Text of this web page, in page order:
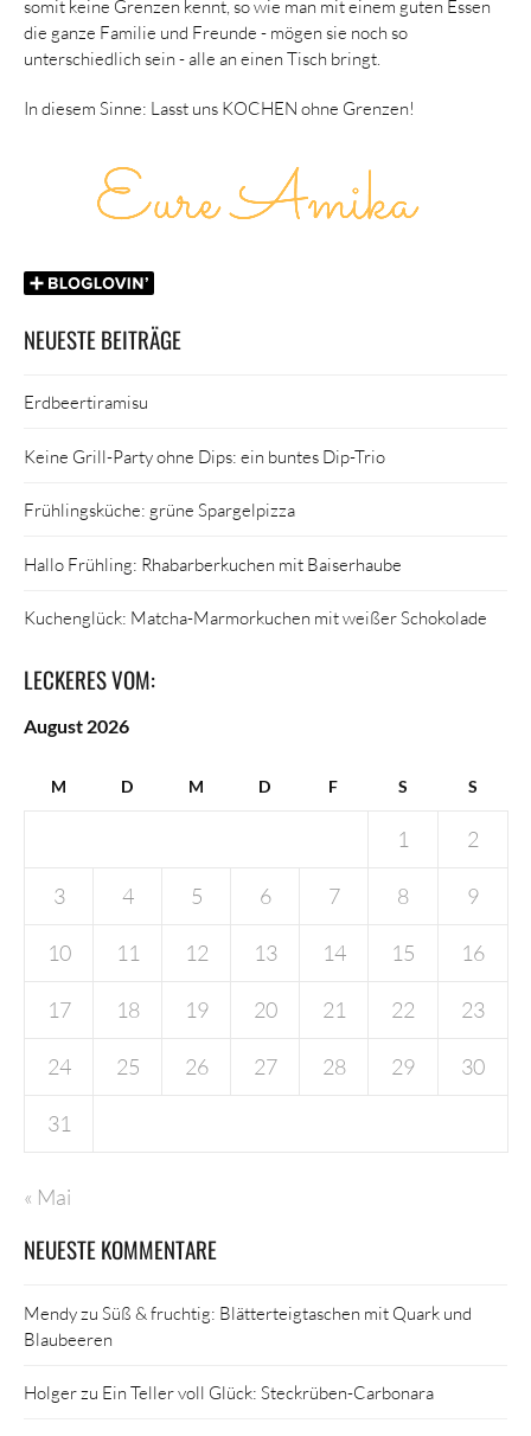
somit keine Grenzen kennt, so wie man mit einem guten Essen
die ganze Familie und Freunde - mögen sie noch so
unterschiedlich sein - alle an einen Tisch bringt.
In diesem Sinne: Lasst uns KOCHEN ohne Grenzen!
NEUESTE BEITRÄGE
Erdbeertiramisu
Keine Grill-Party ohne Dips: ein buntes Dip-Trio
Frühlingsküche: grüne Spargelpizza
Hallo Frühling: Rhabarberkuchen mit Baiserhaube
Kuchenglück: Matcha-Marmorkuchen mit weißer Schokolade
LECKERES VOM:
August 2026
M D M D F S S
1 2
3 4 5 6 7 8 9
10 11 12 13 14 15 16
17 18 19 20 21 22 23
24 25 26 27 28 29 30
31
« Mai
NEUESTE KOMMENTARE
Mendyzu Süß & fruchtig: Blätterteigtaschen mit Quark und
Blaubeeren
Holgerzu Ein Teller voll Glück: Steckrüben-Carbonara